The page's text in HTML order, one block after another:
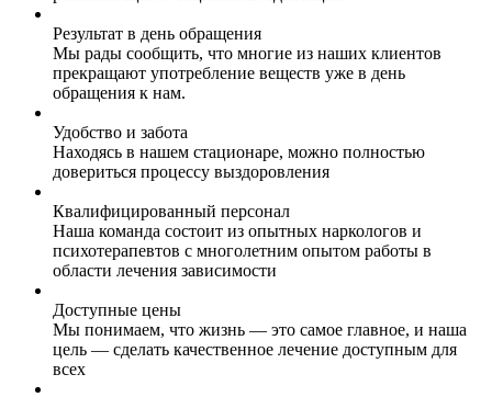
Результат в день обращения
Мы рады сообщить, что многие из наших клиентов
прекращают употребление веществ уже в день
обращения к нам.
Удобство и забота
Находясь в нашем стационаре, можно полностью
довериться процессу выздоровления
Квалифицированный персонал
Наша команда состоит из опытных наркологов и
психотерапевтов с многолетним опытом работы в
области лечения зависимости
Доступные цены
Мы понимаем, что жизнь — это самое главное, и наша
цель — сделать качественное лечение доступным для
всех